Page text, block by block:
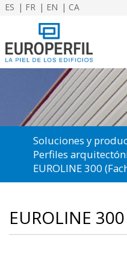
ES FR EN CA
Soluciones y
Perfiles
EUROLINE 300
EUROLINE